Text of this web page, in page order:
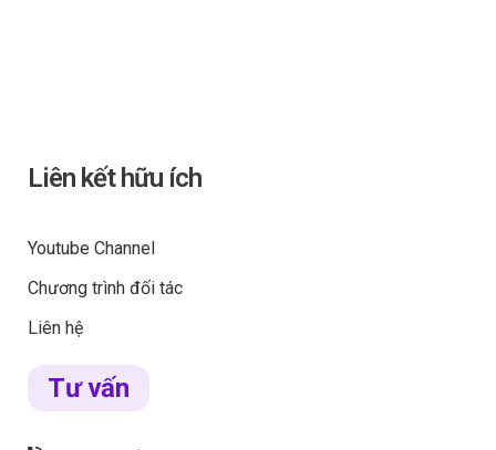
Liên kết hữu ích
Youtube Channel
Chương trình đối tác
Liên hệ
Tư vấn